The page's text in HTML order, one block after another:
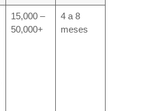
15,000 –
50,000+
4 a 8
meses